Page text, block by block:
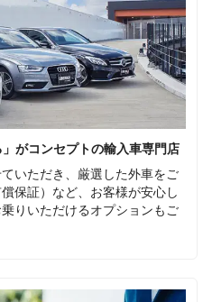
がコンセプトの輸入車専門店
いただき、厳選した外車をご
保証）など、お客様が安心し
りいただけるオプションもご